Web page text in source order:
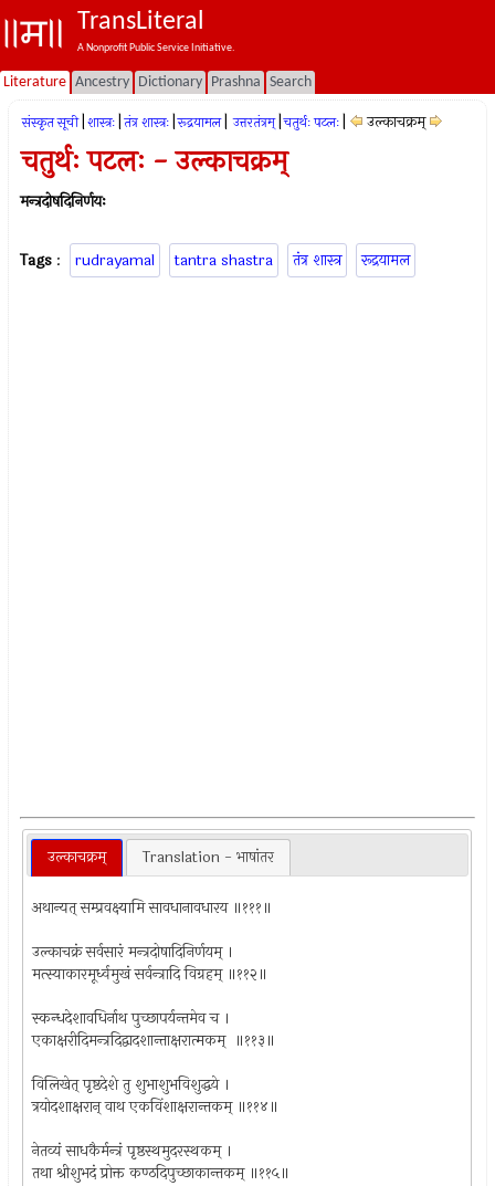
TransLiteral
A Nonprofit Public Service Initiative.
Literature Ancestry Dictionary Prashna Search
संस्कृत सूची शास्त्रः तंत्र शास्त्रः रूद्रयामल उत्तरतंत्रम् चतुर्थः पटलः उल्काचक्रम्
चतुर्थः पटलः - उल्काचक्रम्
मन्त्रदोषदिनिर्णयः
Tags : rudrayamal tantra shastra तंत्र शास्त्र रूद्रयामल
उल्काचक्रम् Translation - भाषांतर
अथान्यत् सम्प्रवक्ष्यामि सावधानावधारय ॥१११॥
उल्काचक्रं सर्वसारं मन्त्रदोषादिनिर्णयम् ।
मत्स्याकारमूर्ध्वमुखं सर्वन्त्रादि विग्रहम् ॥११२॥
स्कन्धदेशावधिर्नाथ पुच्छापर्यन्तमेव च ।
एकाक्षरीदिमन्त्रदिद्वादशान्ताक्षरात्मकम् ॥११३॥
विलिखेत् पृष्ठदेशे तु शुभाशुभविशुद्धये ।
त्रयोदशाक्षरान् वाथ एकविंशाक्षरान्तकम् ॥११४॥
नेतव्यं साधकैर्मन्त्रं पृष्ठस्थमुदरस्थकम् ।
तथा श्रीशुभदं प्रोक्त कण्ठदिपुच्छाकान्तकम् ॥११५॥